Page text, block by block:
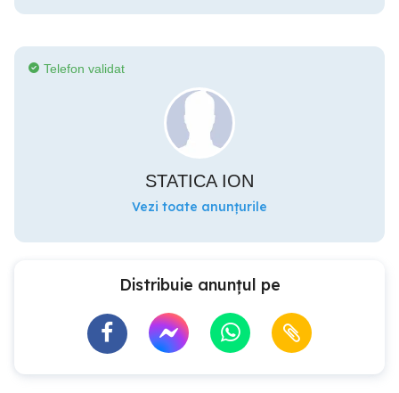
Telefon validat
STATICA ION
Vezi toate anunțurile
Distribuie anunțul pe